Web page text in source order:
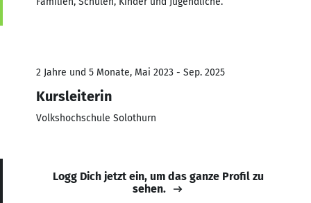
2 Jahre und 5 Monate, Mai 2023 - Sep. 2025
Kursleiterin
Volkshochschule Solothurn
Logg Dich jetzt ein, um das ganze Profil zu
sehen.